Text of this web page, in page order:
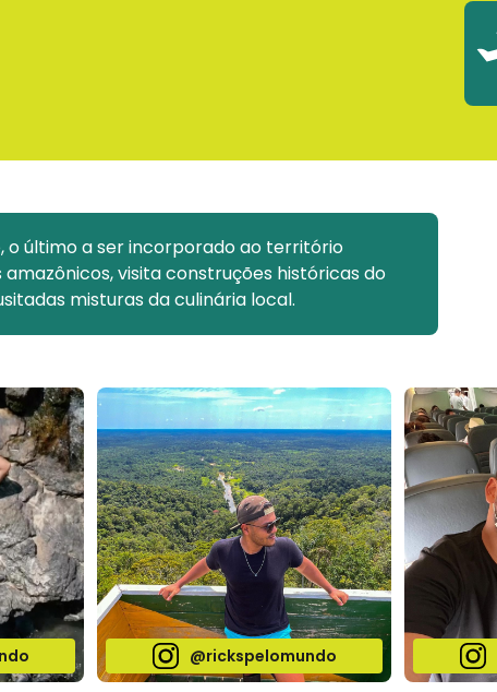
o último a ser incorporado ao território
visita construções históricas do
misturas da culinária local.
@rickspelomundo